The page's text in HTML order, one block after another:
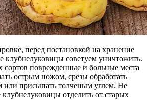
перед постановкой на хранение
клубнелуковицы советуем уничтожить.
сортов поврежденные и больные места
острым ножом, срезы обработать
или присыпать толченым углем. Не
отделить от старых